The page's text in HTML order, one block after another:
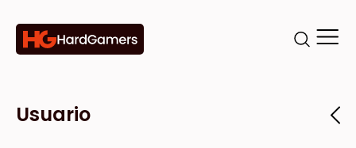
Categorías
Marcas
Tiendas
Usuario